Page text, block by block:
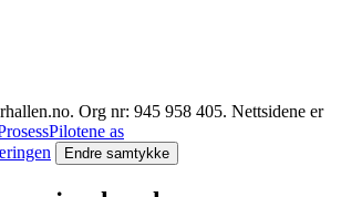
Org nr: 945 958 405. Nettsidene er
as
Endre samtykke